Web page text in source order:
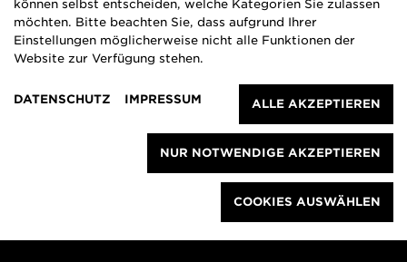
Architekten aus der ganzen Welt in die
Lagunenstadt - auch aus Nordrhein-Westfalen.
Architektur Biennale
können selbst entscheiden, welche Kategorien Sie zulassen
möchten. Bitte beachten Sie, dass aufgrund Ihrer
Einstellungen möglicherweise nicht alle Funktionen der
Website zur Verfügung stehen.
ALLE AKZEPTIEREN
NUR NOTWENDIGE AKZEPTIEREN
COOKIES AUSWÄHLEN
DATENSCHUTZ IMPRESSUM